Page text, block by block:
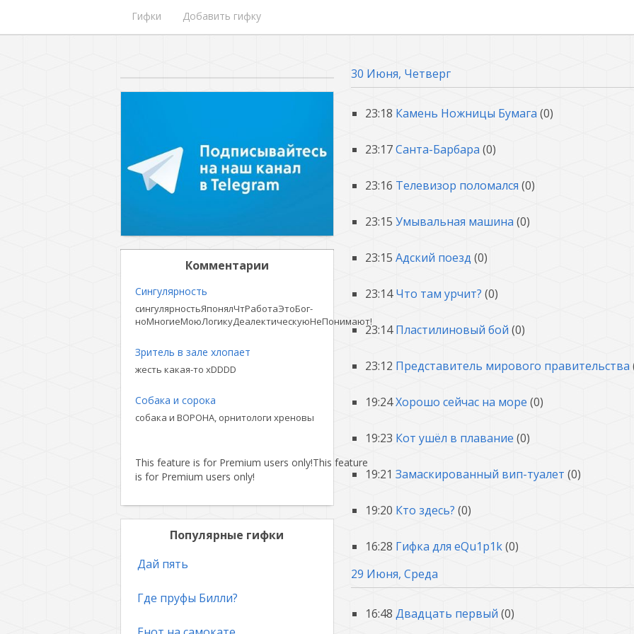
Гифки Добавить гифку
30 Июня, Четверг
23:18 Камень Ножницы Бумага (0)
23:17 Санта-Барбара (0)
23:16 Телевизор поломался (0)
23:15 Умывальная машина (0)
23:15 Адский поезд (0)
23:14 Что там урчит? (0)
23:14 Пластилиновый бой (0)
23:12 Представитель мирового правительства
19:24 Хорошо сейчас на море (0)
19:23 Кот ушёл в плавание (0)
19:21 Замаскированный вип-туалет (0)
19:20 Кто здесь? (0)
16:28 Гифка для eQu1p1k (0)
29 Июня, Среда
16:48 Двадцать первый (0)
Комментарии
Сингулярность
сингулярностьЯпонялЧтРаботаЭтоБог-
ноМногиеМоюЛогикуДеалектическуюНеПонимают!
Зритель в зале хлопает
жесть какая-то xDDDD
Собака и сорока
собака и ВОРОНА, орнитологи хреновы
This feature is for Premium users only!This feature
is for Premium users only!
Популярные гифки
Дай пять
Где пруфы Билли?